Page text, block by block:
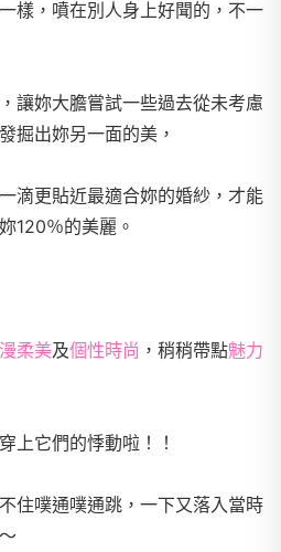
樣，噴在別人身上好聞的，不一
讓妳大膽嘗試一些過去從未考慮
掘出妳另一面的美，
滴更貼近最適合妳的婚紗，才能
120％的美麗。
柔美及個性時尚 ，稍稍帶點魅力
上它們的悸動啦！！
住噗通噗通跳，一下又落入當時